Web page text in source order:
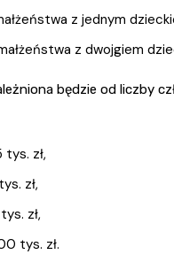
z jednym
z dwojgiem
będzie od liczby
zł,
zł,
zł,
tys. zł.